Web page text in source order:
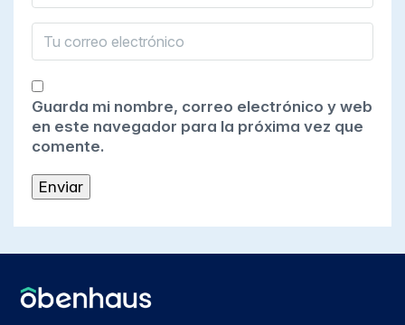
Guarda mi nombre, correo electrónico y web
en este navegador para la próxima vez que
comente.